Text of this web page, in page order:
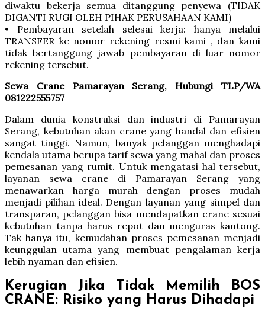
diwaktu bekerja semua ditanggung penyewa (TIDAK
DIGANTI RUGI OLEH PIHAK PERUSAHAAN KAMI)
• Pembayaran setelah selesai kerja: hanya melalui
TRANSFER ke nomor rekening resmi kami , dan kami
tidak bertanggung jawab pembayaran di luar nomor
rekening tersebut.
Sewa Crane Pamarayan Serang, Hubungi TLP/WA
081222555757
Dalam dunia konstruksi dan industri di Pamarayan
Serang, kebutuhan akan crane yang handal dan efisien
sangat tinggi. Namun, banyak pelanggan menghadapi
kendala utama berupa tarif sewa yang mahal dan proses
pemesanan yang rumit. Untuk mengatasi hal tersebut,
layanan sewa crane di Pamarayan Serang yang
menawarkan harga murah dengan proses mudah
menjadi pilihan ideal. Dengan layanan yang simpel dan
transparan, pelanggan bisa mendapatkan crane sesuai
kebutuhan tanpa harus repot dan menguras kantong.
Tak hanya itu, kemudahan proses pemesanan menjadi
keunggulan utama yang membuat pengalaman kerja
lebih nyaman dan efisien.
Kerugian Jika Tidak Memilih BOS
CRANE: Risiko yang Harus Dihadapi